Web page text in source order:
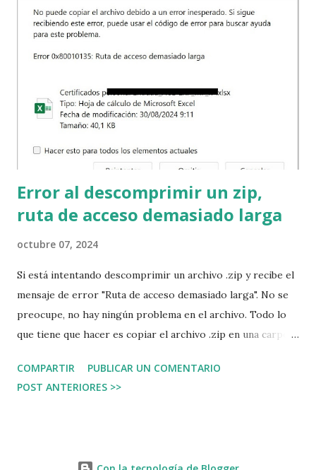
organización? Insumos y bienes generales: En la empresa
se necesita papel, bolígrafos, grapas, tinta, café, carpetas, y
otros insumos que son necesarios e importantes pero que
de dónde vienen o dónde se almacenan. Hay otros posibles
insumos y bienes como la electricidad, los teléfonos,
Internet, quizá el metro y el autobús; estos...
Error al descomprimir un zip,
ruta de acceso demasiado larga
octubre 07, 2024
Si está intentando descomprimir un archivo .zip y recibe el
mensaje de error "Ruta de acceso demasiado larga". No se
preocupe, no hay ningún problema en el archivo. Todo lo
que tiene que hacer es copiar el archivo .zip en una carpeta
en la ruta c:\temp . Vuelva a dar la instrucción para
descomprimir el archivo y todo funcionará con normalidad.
COMPARTIR
PUBLICAR UN COMENTARIO
POST ANTERIORES >>